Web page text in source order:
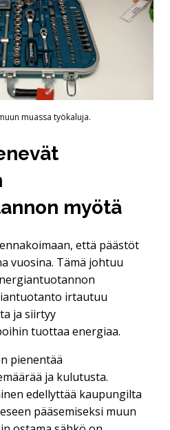
muassa työkaluja.
myötä
että päästöt
vuosina. Tämä johtuu
irtautuu
ja siirtyy
tuottaa energiaa.
pienentää
ja kulutusta.
edellyttää kaupungilta
pääsemiseksi muun